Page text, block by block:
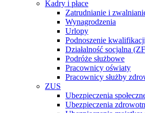
Kadry i płace
Zatrudnianie i
Wynagrodzenia
Urlopy
Podnoszenie
Działalność socjalna
Podróże służbowe
Pracownicy oświaty
Pracownicy służby
ZUS
Ubezpieczenia
Ubezpieczenia